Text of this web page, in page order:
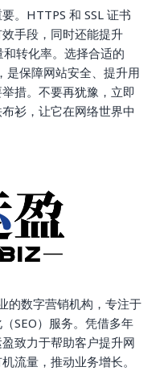
。HTTPS 和 SSL 证书
手段，同时还能提升
转化率。选择合适的
是保障网站安全、提升用
措。不要再犹豫，立即
衫，让它在网络世界中
的数字营销机构，专注于
SEO）服务。凭借多年
致力于帮助客户提升网
流量，推动业务增长。